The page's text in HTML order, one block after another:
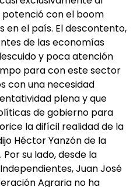
potenció con el boom
en el país. El descontento,
de las economías
y poca atención
para con este sector
con una necesidad
plena y que
de gobierno para
la difícil realidad de la
Héctor Yanzón de la
su lado, desde la
Juan José
Agraria no ha